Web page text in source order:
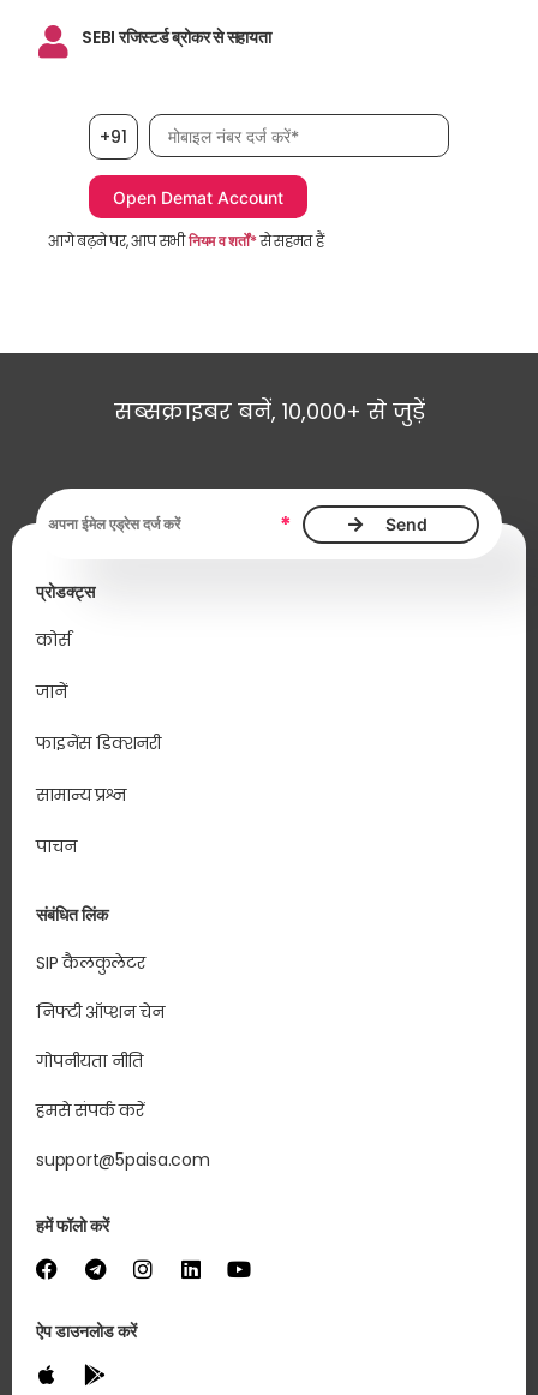
SEBI रजिस्टर्ड ब्रोकर से सहायता
+91 मोबाइल नंबर आवश्यक है
आगे बढ़ने पर, आप सभीनियम व शर्तों*से सहमत हैं
सब्सक्राइबर बनें, 10,000+ से जुड़ें
ईमेल एड्रेस आवश्यक है *
प्रोडक्ट्स
कोर्स
जानें
फाइनेंस डिक्शनरी
सामान्य प्रश्न
पाचन
संबंधित लिंक
SIP कैलकुलेटर
निफ्टी ऑप्शन चेन
गोपनीयता नीति
हमसे संपर्क करें
support@5paisa.com
हमें फॉलो करें
ऐप डाउनलोड करें